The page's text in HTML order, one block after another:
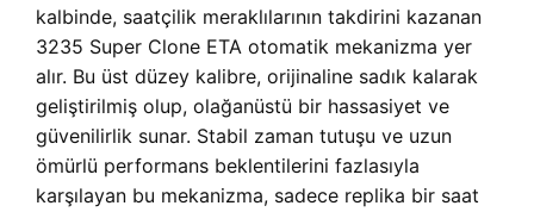
kalbinde, saatçilik meraklılarının takdirini kazanan
3235 Super Clone ETA otomatik mekanizma yer
alır. Bu üst düzey kalibre, orijinaline sadık kalarak
geliştirilmiş olup, olağanüstü bir hassasiyet ve
güvenilirlik sunar. Stabil zaman tutuşu ve uzun
ömürlü performans beklentilerini fazlasıyla
karşılayan bu mekanizma, sadece replika bir saat